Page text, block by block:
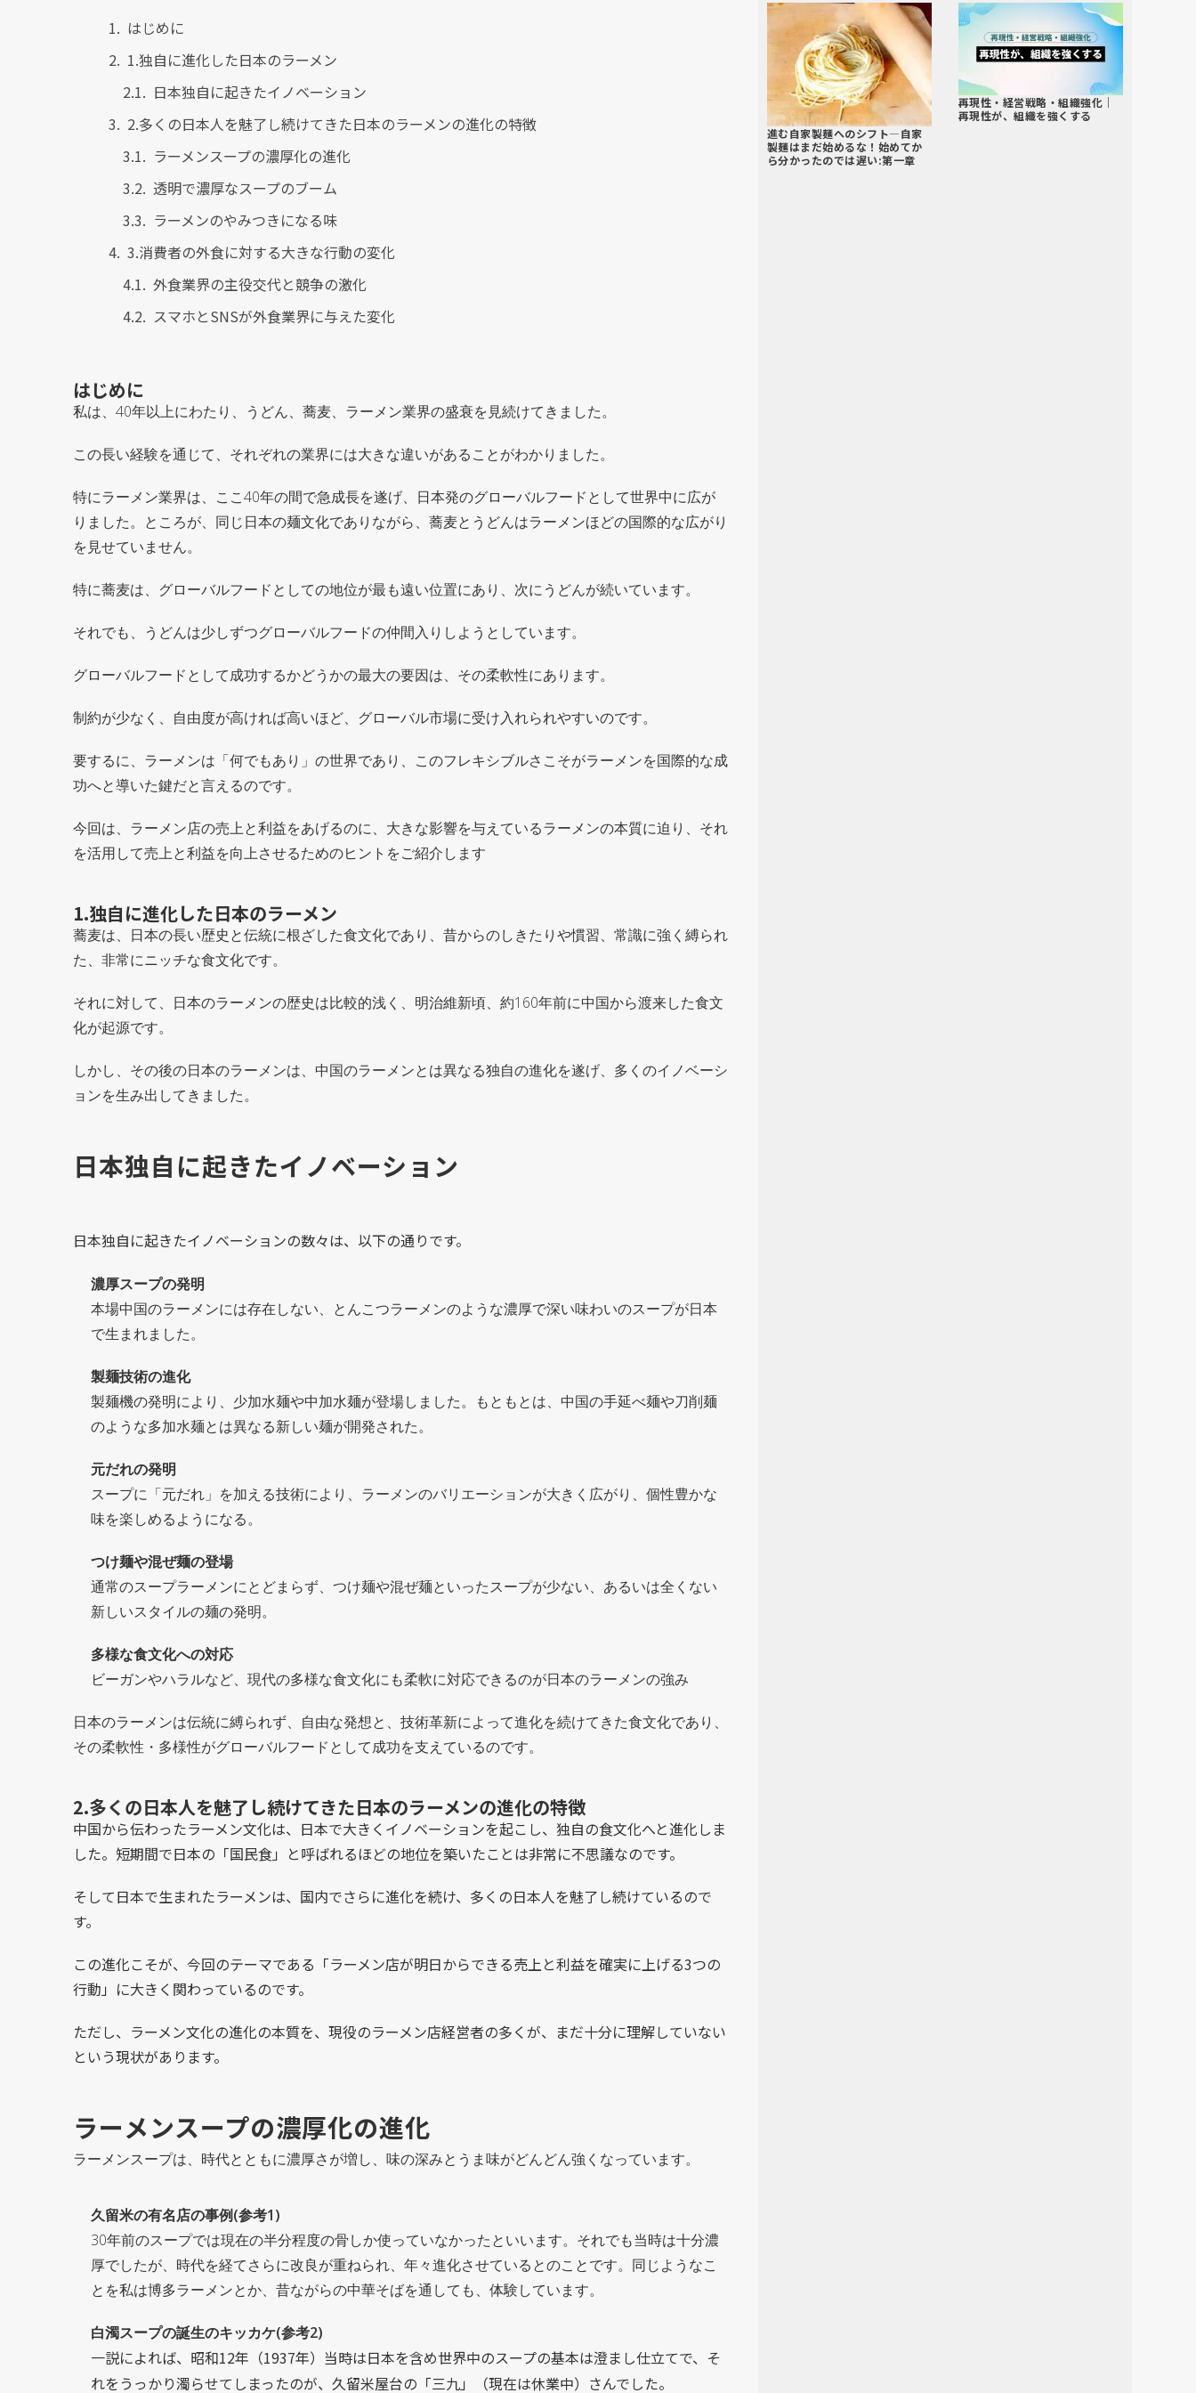
はじめに
1.独自に進化した日本のラーメン
日本独自に起きたイノベーション
2.多くの日本人を魅了し続けてきた日本のラーメンの進化の特徴
ラーメンスープの濃厚化の進化
透明で濃厚なスープのブーム
ラーメンのやみつきになる味
3.消費者の外食に対する大きな行動の変化
外食業界の主役交代と競争の激化
スマホとSNSが外食業界に与えた変化
はじめに
私は、40年以上にわたり、うどん、蕎麦、ラーメン業界の盛衰を見続けてきました。
この長い経験を通じて、それぞれの業界には大きな違いがあることがわかりました。
特にラーメン業界は、ここ40年の間で急成長を遂げ、日本発のグローバルフードとして世界中に広が
りました。ところが、同じ日本の麺文化でありながら、蕎麦とうどんはラーメンほどの国際的な広がり
を見せていません。
特に蕎麦は、グローバルフードとしての地位が最も遠い位置にあり、次にうどんが続いています。
それでも、うどんは少しずつグローバルフードの仲間入りしようとしています。
グローバルフードとして成功するかどうかの最大の要因は、その柔軟性にあります。
制約が少なく、自由度が高ければ高いほど、グローバル市場に受け入れられやすいのです。
要するに、ラーメンは「何でもあり」の世界であり、このフレキシブルさこそがラーメンを国際的な成
功へと導いた鍵だと言えるのです。
今回は、ラーメン店の売上と利益をあげるのに、大きな影響を与えているラーメンの本質に迫り、それ
を活用して売上と利益を向上させるためのヒントをご紹介します
1.独自に進化した日本のラーメン
蕎麦は、日本の長い歴史と伝統に根ざした食文化であり、昔からのしきたりや慣習、常識に強く縛られ
た、非常にニッチな食文化です。
それに対して、日本のラーメンの歴史は比較的浅く、明治維新頃、約160年前に中国から渡来した食文
化が起源です。
しかし、その後の日本のラーメンは、中国のラーメンとは異なる独自の進化を遂げ、多くのイノベーシ
ョンを生み出してきました。
日本独自に起きたイノベーション
日本独自に起きたイノベーションの数々は、以下の通りです。
濃厚スープの発明
本場中国のラーメンには存在しない、とんこつラーメンのような濃厚で深い味わいのスープが日本
で生まれました。
製麺技術の進化
製麺機の発明により、少加水麺や中加水麺が登場しました。もともとは、中国の手延べ麺や刀削麺
のような多加水麺とは異なる新しい麺が開発された。
元だれの発明
スープに「元だれ」を加える技術により、ラーメンのバリエーションが大きく広がり、個性豊かな
味を楽しめるようになる。
つけ麺や混ぜ麺の登場
通常のスープラーメンにとどまらず、つけ麺や混ぜ麺といったスープが少ない、あるいは全くない
新しいスタイルの麺の発明。
多様な食文化への対応
ビーガンやハラルなど、現代の多様な食文化にも柔軟に対応できるのが日本のラーメンの強み
日本のラーメンは伝統に縛られず、自由な発想と、技術革新によって進化を続けてきた食文化であり、
その柔軟性・多様性がグローバルフードとして成功を支えているのです。
2.多くの日本人を魅了し続けてきた日本のラーメンの進化の特徴
中国から伝わったラーメン文化は、日本で大きくイノベーションを起こし、独自の食文化へと進化しま
した。 短期間で日本の「国民食」と呼ばれるほどの地位を築いたことは非常に不思議なのです。
そして日本で生まれたラーメンは、国内でさらに進化を続け、多くの日本人を魅了し続けているので
す。
この進化こそが、今回のテーマである「ラーメン店が明日からできる売上と利益を確実に上げる3つの
行動」に大きく関わっているのです。
ただし、ラーメン文化の進化の本質を、現役のラーメン店経営者の多くが、まだ十分に理解していない
という現状があります。
ラーメンスープの濃厚化の進化
ラーメンスープは、時代とともに濃厚さが増し、味の深みとうま味がどんどん強くなっています。
久留米の有名店の事例(参考1)
30年前のスープでは現在の半分程度の骨しか使っていなかったといいます。それでも当時は十分濃
厚でしたが、時代を経てさらに改良が重ねられ、年々進化させているとのことです。同じようなこ
とを私は博多ラーメンとか、昔ながらの中華そばを通しても、体験しています。
白濁スープの誕生のキッカケ(参考2)
一説によれば、昭和12年（1937年）当時は日本を含め世界中のスープの基本は澄まし仕立てで、 そ
れをうっかり濁らせてしまったのが、久留米屋台の「三九」（現在は休業中）さんでした。
進む自家製麺へのシフト―自家
製麺はまだ始めるな！始めてか
ら分かったのでは遅い:第一章
再現性・経営戦略・組織強化｜
再現性が、組織を強くする